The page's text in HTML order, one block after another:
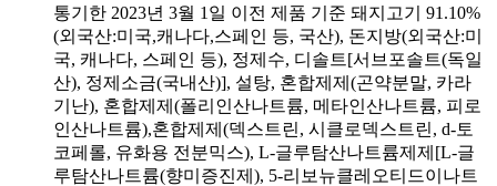
통기한 2023년 3월 1일 이전 제품 기준 돼지고기 91.10%
(외국산:미국,캐나다,스페인 등, 국산), 돈지방(외국산:미
국, 캐나다, 스페인 등), 정제수, 디솔트[서브포솔트(독일
산), 정제소금(국내산)], 설탕, 혼합제제(곤약분말, 카라
기난), 혼합제제(폴리인산나트륨, 메타인산나트륨, 피로
인산나트륨),혼합제제(덱스트린, 시클로덱스트린, d-토
코페롤, 유화용 전분믹스), L-글루탐산나트륨제제[L-글
루탐산나트륨(향미증진제), 5-리보뉴클레오티드이나트